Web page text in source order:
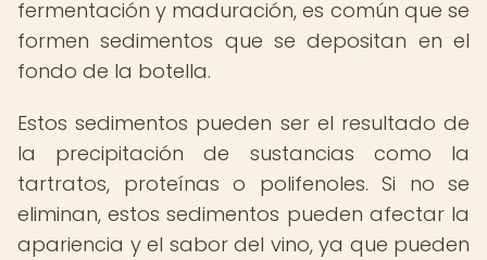
fermentación y maduración, es común que se
formen sedimentos que se depositan en el
fondo de la botella.
Estos sedimentos pueden ser el resultado de
la precipitación de sustancias como la
tartratos, proteínas o polifenoles. Si no se
eliminan, estos sedimentos pueden afectar la
apariencia y el sabor del vino, ya que pueden